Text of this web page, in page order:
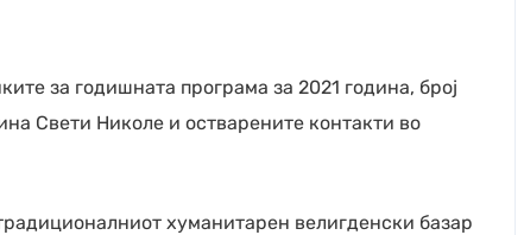
за годишната програма за 2021 година, број
Свети Николе и остварените контакти во
хуманитарен велигденски базар